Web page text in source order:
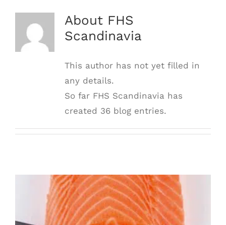
About FHS
Scandinavia
This author has not yet filled in
any details.
So far FHS Scandinavia has
created 36 blog entries.